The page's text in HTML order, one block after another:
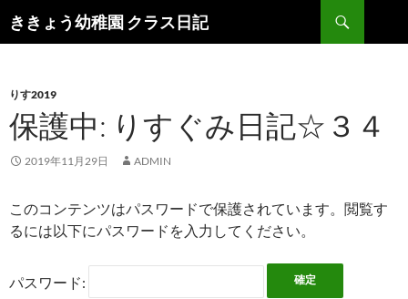
ききょう幼稚園 クラス日記
索
ン
ツ
へ
ス
プ
りす2019
保護中: りすぐみ日記☆３４
2019年11月29日 ADMIN
このコンテンツはパスワードで保護されています。閲覧す
るには以下にパスワードを入力してください。
パスワード: